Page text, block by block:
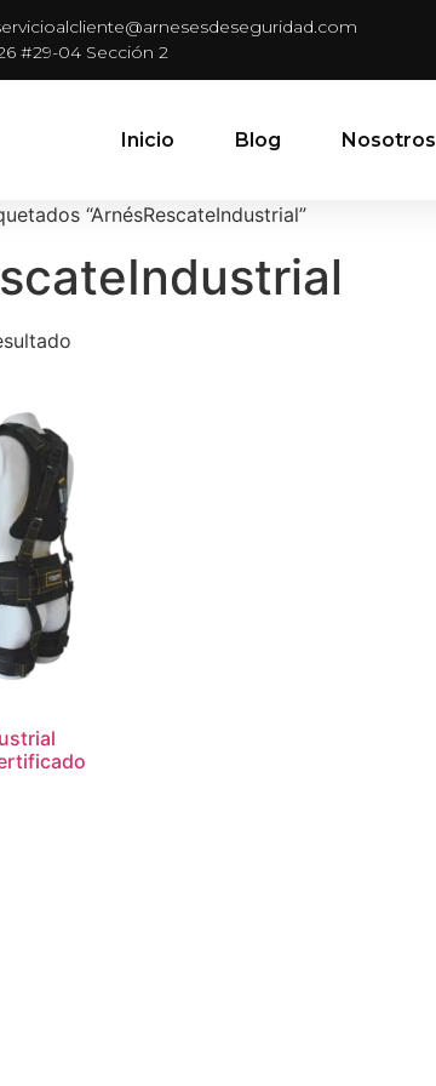
#29-04 Sección 2
Inicio Blog Nosotros
“ArnésRescateIndustrial”